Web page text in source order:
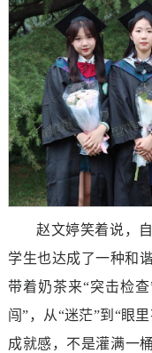
赵文婷笑着说，
学生也达成了一种和
带着奶茶来“突击检
闯”，从“迷茫”到“眼
成就感，不是灌满一